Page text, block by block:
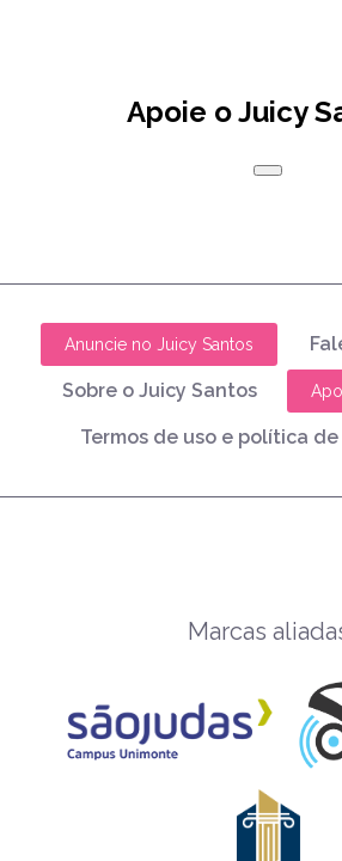
Apoie o Juicy
Anuncie no Juicy Santos
Sobre o Juicy Santos
Termos de uso e política
Marcas